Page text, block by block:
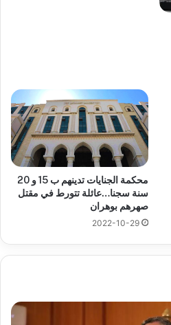
محكمة الجنايات تدينهم ب 15 و 20
سنة سجنا…عائلة تتورط في مقتل
صهرهم بوهران
2022-10-29